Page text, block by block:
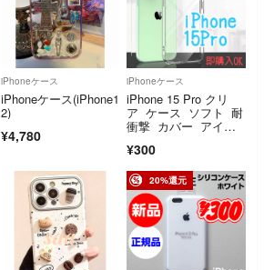
iPhoneケース
iPhoneケース(iPhone1
2)
¥4,780
iPhoneケース
iPhone 15 Pro クリ
ア ケース ソフト 耐
衝撃 カバー アイフ
¥300
20%還元